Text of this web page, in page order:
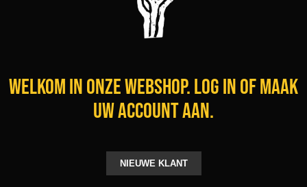
Welkom in onze webshop. Log in of maak
uw account aan.
NIEUWE KLANT